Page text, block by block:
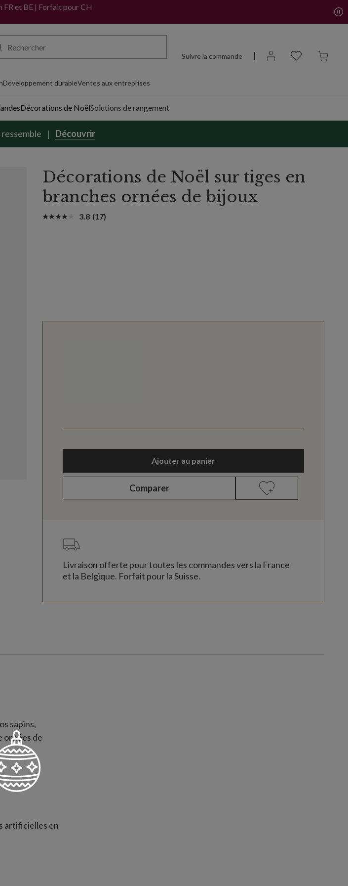
FR et BE | Forfait pour CH
Suivre la commande
Développement durableVentes aux entreprises
Décorations de NoëlSolutions de rangement
ressemble Découvrir
Décorations de Noël sur tiges en
branches ornées de bijoux
3.8 (17)
Ajouter au panier
Comparer
Livraison offerte pour toutes les commandes vers la France
et la Belgique. Forfait pour la Suisse.
sapins,
ornées de
artificielles en